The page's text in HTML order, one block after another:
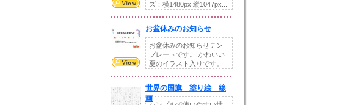
ズ：横1480px 縦1047px...
お盆休みのお知らせ
お盆休みのお知らせテン
プレートです。 かわいい
夏のイラスト入りです。
世界の国旗 塗り絵 線
画